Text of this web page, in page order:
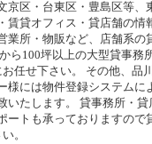
京区・台東区・豊島区等
賃貸オフィス・貸店舗の情
業所・物販など、店舗系
ら100坪以上の大型貸事務
任せ下さい。 その他、品
様には物件登録システム
いたします。 貸事務所・
ートも承っておりますの
。